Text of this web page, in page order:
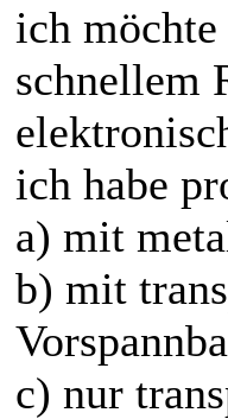
ich möchte
schnellem
ich habe
a) mit
b) mit
c) nur